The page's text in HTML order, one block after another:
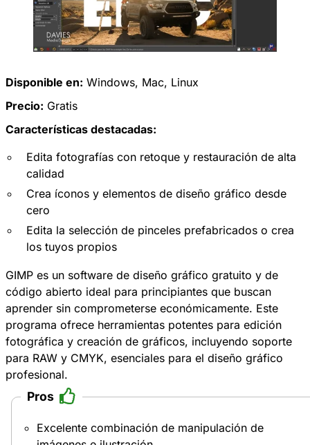
Disponible en: Windows, Mac, Linux
Precio: Gratis
Características destacadas:
Edita fotografías con retoque y restauración de alta
calidad
Crea íconos y elementos de diseño gráfico desde
cero
Edita la selección de pinceles prefabricados o crea
los tuyos propios
GIMP es un software de diseño gráfico gratuito y de
código abierto ideal para principiantes que buscan
aprender sin comprometerse económicamente. Este
programa ofrece herramientas potentes para edición
fotográfica y creación de gráficos, incluyendo soporte
para RAW y CMYK, esenciales para el diseño gráfico
profesional.
Pros
Excelente combinación de manipulación de